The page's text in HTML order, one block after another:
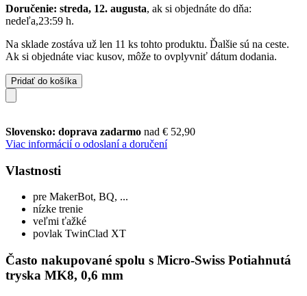
Doručenie: streda, 12. augusta, ak si objednáte do dňa:
nedeľa,23:59 h.
Na sklade zostáva už len 11 ks tohto produktu. Ďalšie sú na ceste.
Ak si objednáte viac kusov, môže to ovplyvniť dátum dodania.
Pridať do košíka
Slovensko: doprava zadarmo nad € 52,90
Viac informácií o odoslaní a doručení
Vlastnosti
pre MakerBot, BQ, ...
nízke trenie
veľmi ťažké
povlak TwinClad XT
Často nakupované spolu s Micro-Swiss Potiahnutá
tryska MK8, 0,6 mm